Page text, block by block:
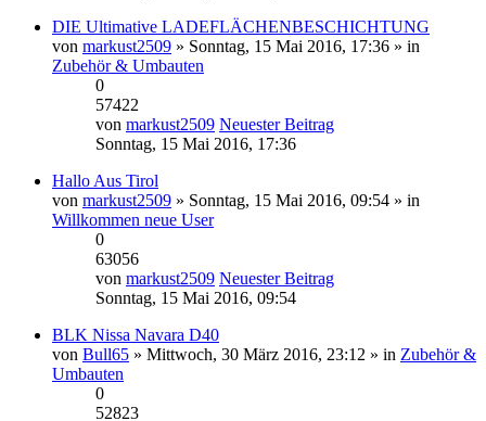
DIE Ultimative LADEFLÄCHENBESCHICHTUNG
von markust2509 » Sonntag, 15 Mai 2016, 17:36 » in
Zubehör & Umbauten
0
57422
von markust2509 Neuester Beitrag
Sonntag, 15 Mai 2016, 17:36
Hallo Aus Tirol
von markust2509 » Sonntag, 15 Mai 2016, 09:54 » in
Willkommen neue User
0
63056
von markust2509 Neuester Beitrag
Sonntag, 15 Mai 2016, 09:54
BLK Nissa Navara D40
von Bull65 » Mittwoch, 30 März 2016, 23:12 » in Zubehör &
Umbauten
0
52823